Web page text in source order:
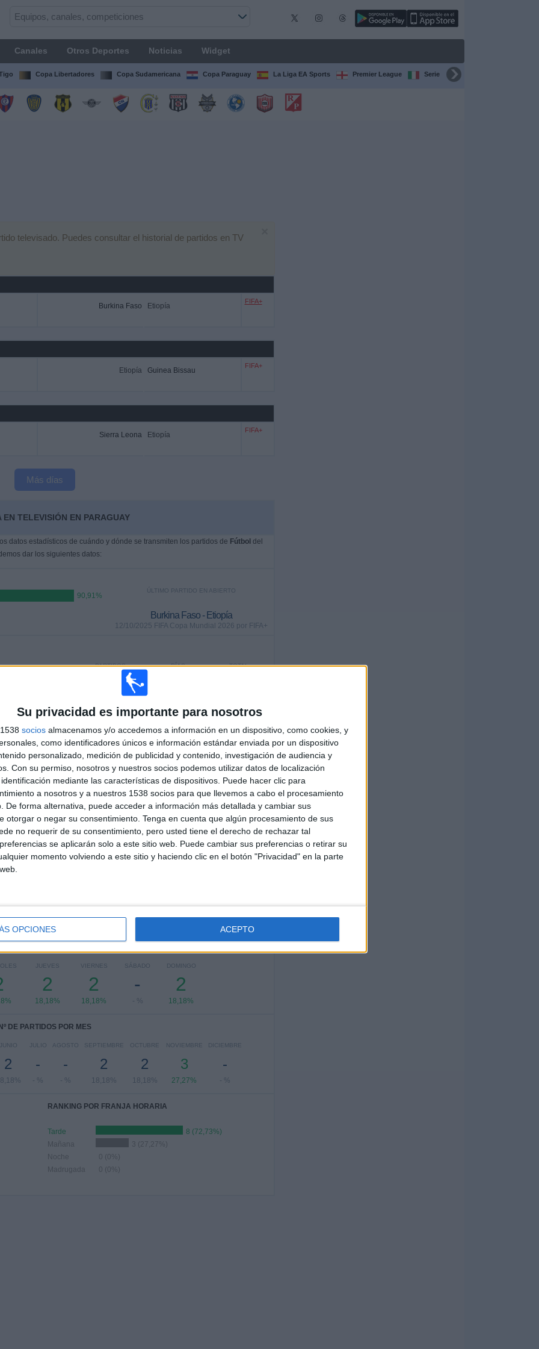
Su privacidad es importante para nosotros
socios almacenamos y/o accedemos a información en un dispositivo, como cookies, y
como identificadores únicos e información estándar enviada por un dispositivo
personalizado, medición de publicidad y contenido, investigación de audiencia y
Con su permiso, nosotros y nuestros socios podemos utilizar datos de localización
mediante las características de dispositivos. Puede hacer clic para
a nosotros y a nuestros 1538 socios para que llevemos a cabo el procesamiento
De forma alternativa, puede acceder a información más detallada y cambiar sus
otorgar o negar su consentimiento. Tenga en cuenta que algún procesamiento de sus
no requerir de su consentimiento, pero usted tiene el derecho de rechazar tal
se aplicarán solo a este sitio web. Puede cambiar sus preferencias o retirar su
momento volviendo a este sitio y haciendo clic en el botón "Privacidad" en la parte
OPCIONES ACEPTO
Canales Otros Deportes Noticias Widget
Copa Libertadores Copa Sudamericana Copa Paraguay La Liga EA Sports Premier League Serie A Italiana
televisado. Puedes consultar el historial de partidos en TV
Burkina Faso Etiopía
FIFA+
Etiopía Guinea Bissau
FIFA+
Sierra Leona Etiopía
FIFA+
Más días
TELEVISIÓN EN PARAGUAY
datos estadísticos de cuándo y dónde se transmiten los partidos de Fútbol del
dar los siguientes datos:
90,91%
ÚLTIMO PARTIDO EN ABIERTO
Burkina Faso - Etiopía
12/10/2025 FIFA Copa Mundial 2026 por FIFA+
TOTAL
DÍAS
GRATUÍTO
PARTIDOS
DE PAGO
TOTAL
6
MÁXIMO
2
VS Guinea
Bissau
TOTAL
1
RANKING POR COMPETICIONES
FIFA Copa Mundial 2026 11 (100%)
JUEVES
2
18,18%
VIERNES
2
18,18%
SÁBADO
-
- %
DOMINGO
2
18,18%
Nº DE PARTIDOS POR MES
JUNIO
2
JULIO
-
- %
AGOSTO
-
- %
SEPTIEMBRE
2
18,18%
OCTUBRE
2
18,18%
NOVIEMBRE
3
27,27%
DICIEMBRE
-
- %
RANKING POR FRANJA HORARIA
Tarde
8 (72,73%)
Mañana
3 (27,27%)
Noche
0 (0%)
Madrugada
0 (0%)